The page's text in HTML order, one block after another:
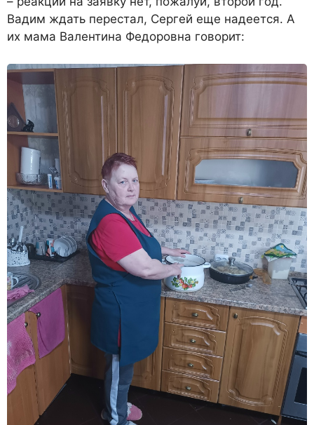
Вадим ждать перестал, Сергей еще надеется. А
их мама Валентина Федоров­на говорит: